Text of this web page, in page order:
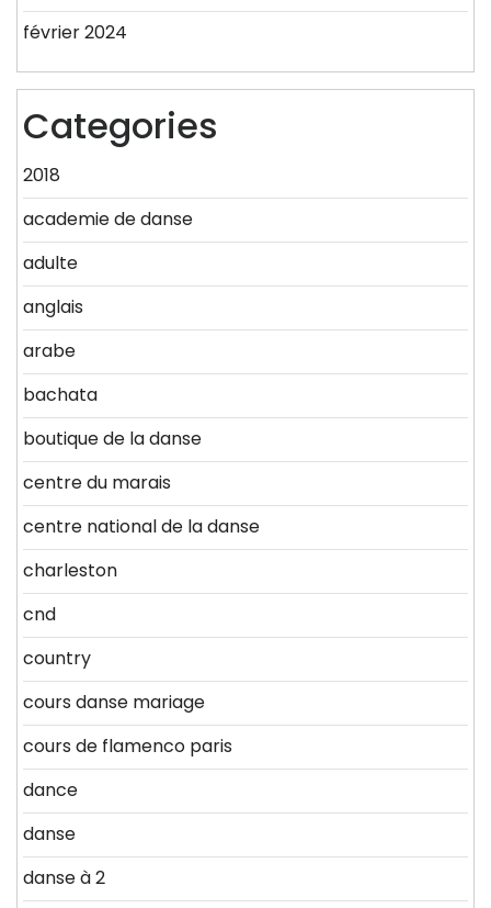
février 2024
Categories
2018
academie de danse
adulte
anglais
arabe
bachata
boutique de la danse
centre du marais
centre national de la danse
charleston
cnd
country
cours danse mariage
cours de flamenco paris
dance
danse
danse à 2